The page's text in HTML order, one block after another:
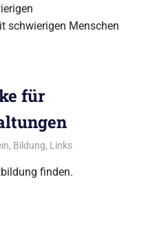
schwierigen Menschen
für
, Bildung, Links
finden.